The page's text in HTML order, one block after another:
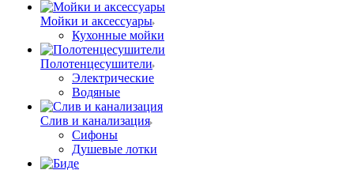
Мойки и аксессуары
Кухонные мойки
Полотенцесушители
Электрические
Водяные
Слив и канализация
Сифоны
Душевые лотки